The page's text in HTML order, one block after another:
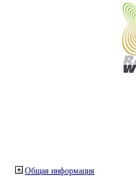
Общая информация